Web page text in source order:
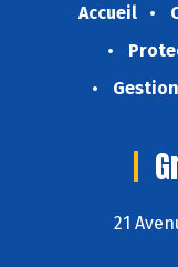
Accueil
21